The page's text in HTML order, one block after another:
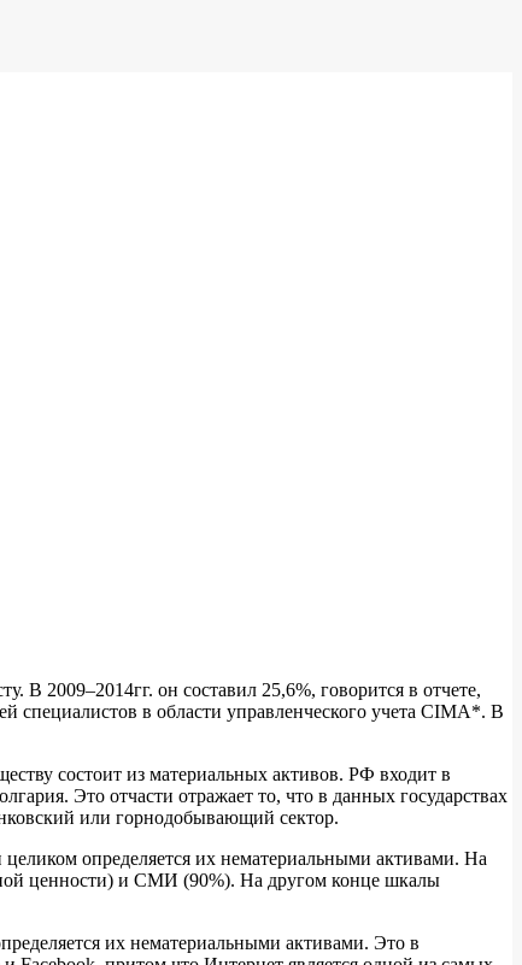
В 2009–2014гг. он составил 25,6%, говорится в отчете,
специалистов в области управленческого учета CIMA*. В
состоит из материальных активов. РФ входит в
Это отчасти отражает то, что в данных государствах
или горнодобывающий сектор.
определяется их нематериальными активами. На
ценности) и СМИ (90%). На другом конце шкалы
их нематериальными активами. Это в